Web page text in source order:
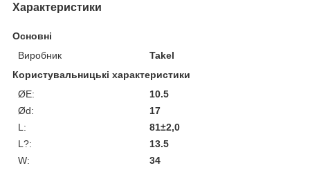
Характеристики
Основні
Виробник
Takel
Користувальницькі характеристики
ØE:
10.5
Ød:
17
L:
81±2,0
L?:
13.5
W:
34